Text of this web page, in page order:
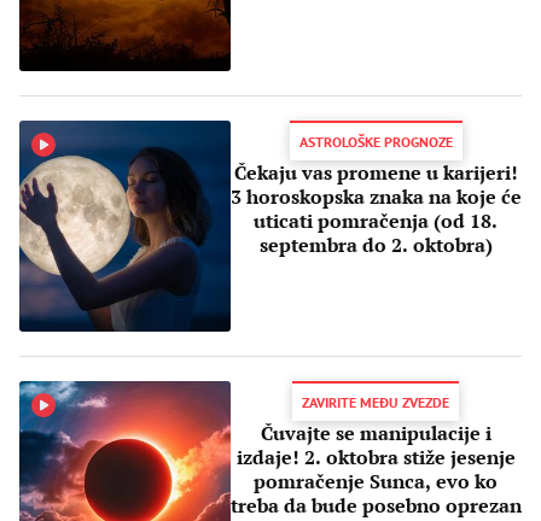
ASTROLOŠKE PROGNOZE
Čekaju vas promene u karijeri!
3 horoskopska znaka na koje će
uticati pomračenja (od 18.
septembra do 2. oktobra)
ZAVIRITE MEĐU ZVEZDE
Čuvajte se manipulacije i
izdaje! 2. oktobra stiže jesenje
pomračenje Sunca, evo ko
treba da bude posebno oprezan